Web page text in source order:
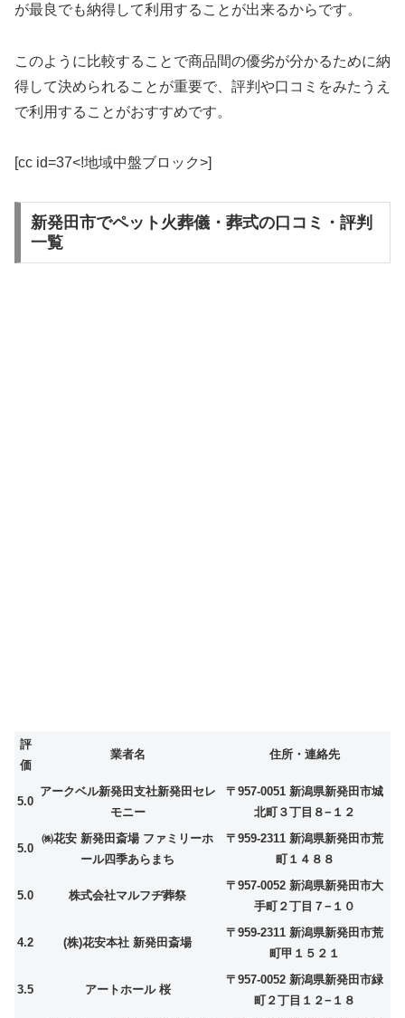
が最良でも納得して利用することが出来るからです。
このように比較することで商品間の優劣が分かるために納
得して決められることが重要で、評判や口コミをみたうえ
で利用することがおすすめです。
[cc id=37<!地域中盤ブロック>]
新発田市でペット火葬儀・葬式の口コミ・評判
一覧
評
価
業者名 住所・連絡先
5.0
アークベル新発田支社新発田セレ
モニー
〒957-0051 新潟県新発田市城
北町３丁目８−１２
5.0
㈱花安 新発田斎場 ファミリーホ
ール四季あらまち
〒959-2311 新潟県新発田市荒
町１４８８
5.0 株式会社マルフヂ葬祭
〒957-0052 新潟県新発田市大
手町２丁目７−１０
4.2 (株)花安本社 新発田斎場
〒959-2311 新潟県新発田市荒
町甲１５２１
3.5 アートホール 桜
〒957-0052 新潟県新発田市緑
町２丁目１２−１８